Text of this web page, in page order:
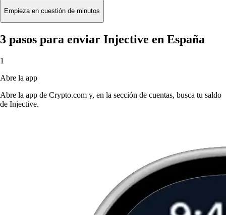
Empieza en cuestión de minutos
3 pasos para enviar Injective en España
1
Abre la app
Abre la app de Crypto.com y, en la sección de cuentas, busca tu saldo
de Injective.